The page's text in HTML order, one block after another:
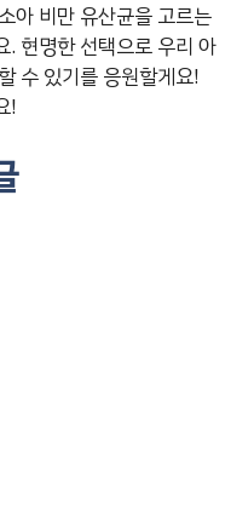
아 비만 유산균을 고르는
. 현명한 선택으로 우리 아
수 있기를 응원할게요!
!